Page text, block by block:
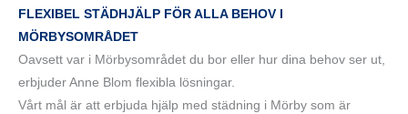
FLEXIBEL STÄDHJÄLP FÖR ALLA BEHOV I
MÖRBYSOMRÅDET
Oavsett var i Mörbysområdet du bor eller hur dina behov ser ut,
erbjuder Anne Blom flexibla lösningar.
Vårt mål är att erbjuda hjälp med städning i Mörby som är